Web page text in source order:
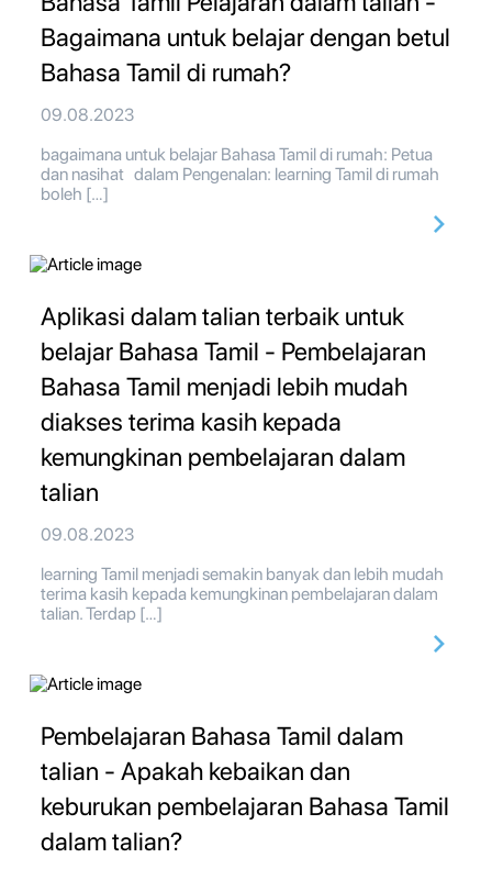
Bagaimana untuk belajar dengan betul
Bahasa Tamil di rumah?
09.08.2023
bagaimana untuk belajar Bahasa Tamil di rumah: Petua
dan nasihat dalam Pengenalan: learning Tamil di rumah
boleh […]
Aplikasi dalam talian terbaik untuk
belajar Bahasa Tamil - Pembelajaran
Bahasa Tamil menjadi lebih mudah
diakses terima kasih kepada
kemungkinan pembelajaran dalam
talian
09.08.2023
learning Tamil menjadi semakin banyak dan lebih mudah
terima kasih kepada kemungkinan pembelajaran dalam
talian. Terdap […]
Pembelajaran Bahasa Tamil dalam
talian - Apakah kebaikan dan
keburukan pembelajaran Bahasa Tamil
dalam talian?